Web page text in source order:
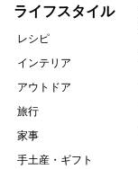
ライフスタイル
レシピ
インテリア
アウトドア
旅行
家事
手土産・ギフト